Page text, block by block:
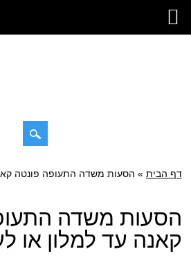
תפריט ראשי
דילוג
דף הבית » הסעות משדה התעופה פונטה
הסעות משדה
קאנה עד למלון או